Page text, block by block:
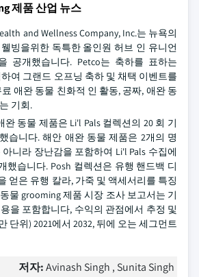
제품 산업 뉴스
and Wellness Company, Inc.는 뉴욕의
빙을위한 독특한 올인원 허브 인 유니언
공개했습니다. Petco는 축하를 표하는
여 그랜드 오프닝 축하 및 채택 이벤트를
애완 동물 친화적 인 활동, 공짜, 애완 동
기회.
완 동물 제품은 Li'l Pals 컬렉션의 20 회 기
습니다. 해안 애완 동물 제품은 2개의 명
니라 장난감을 포함하여 Li'l Pals 수집에
했습니다. Posh 컬렉션은 유행 핸드백 디
얻은 유행 칼라, 가죽 및 액세서리를 특징
물 grooming 제품 시장 조사 보고서는 기
을 포함합니다, 수익의 관점에서 추정 및
단위) 2021에서 2032, 뒤에 오는 세그먼트
저자:Avinash Singh , Sunita Singh